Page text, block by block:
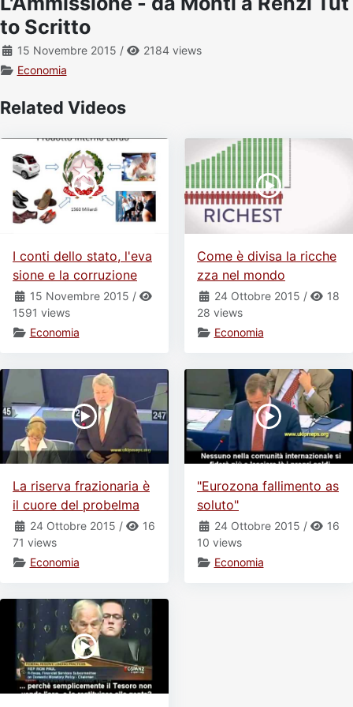
Forum
to Scritto
15 Novembre 2015 /
2184 views
Economia
Related Videos
I conti dello stato, l'eva
sione e la corruzione
15 Novembre 2015 /
1591 views
Economia
Come è divisa la ricche
zza nel mondo
24 Ottobre 2015 /
18
28 views
Economia
La riserva frazionaria è
il cuore del probelma
24 Ottobre 2015 /
16
71 views
Economia
"Eurozona fallimento as
soluto"
24 Ottobre 2015 /
16
10 views
Economia